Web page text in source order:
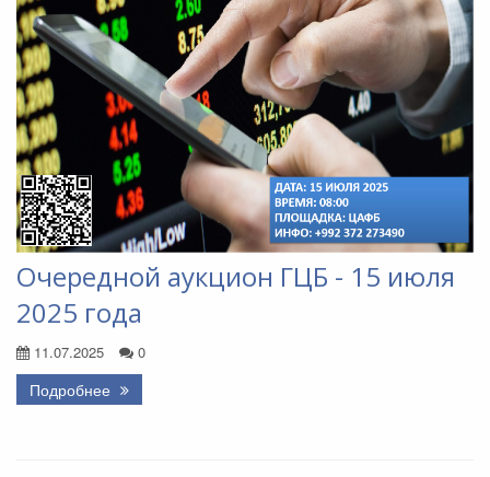
Очередной аукцион ГЦБ - 15 июля
2025 года
11.07.2025 0
Подробнее